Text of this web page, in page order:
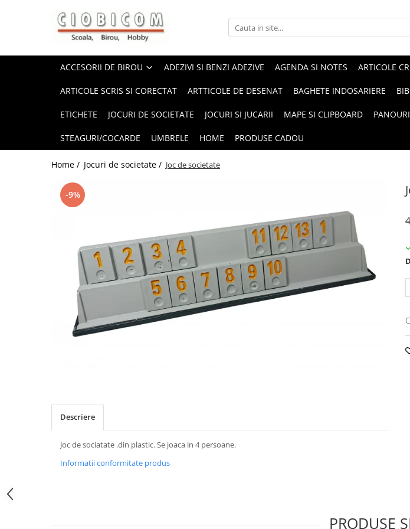
Accesorii de birou
Suporti birou
Articole din hartie
Role casa marcat si fax
ACCESORII DE BIROU ADEZIVI SI BENZI ADEZIVE AGENDA SI NOTES ARTICOLE
ARTICOLE SCRIS SI CORECTAT ARTTICOLE DE DESENAT BAGHETE INDOSARIERE
ETICHETE JOCURI DE SOCIETATE JOCURI SI JUCARII MAPE SI CLIPBOARD
STEAGURI/COCARDE UMBRELE HOME PRODUSE CADOU
Home / Jocuri de societate / Joc de societate
-9%
Descriere
Joc de sociatate .din plastic. Se joaca in 4 persoane.
Informatii conformitate produs
PRODUSE